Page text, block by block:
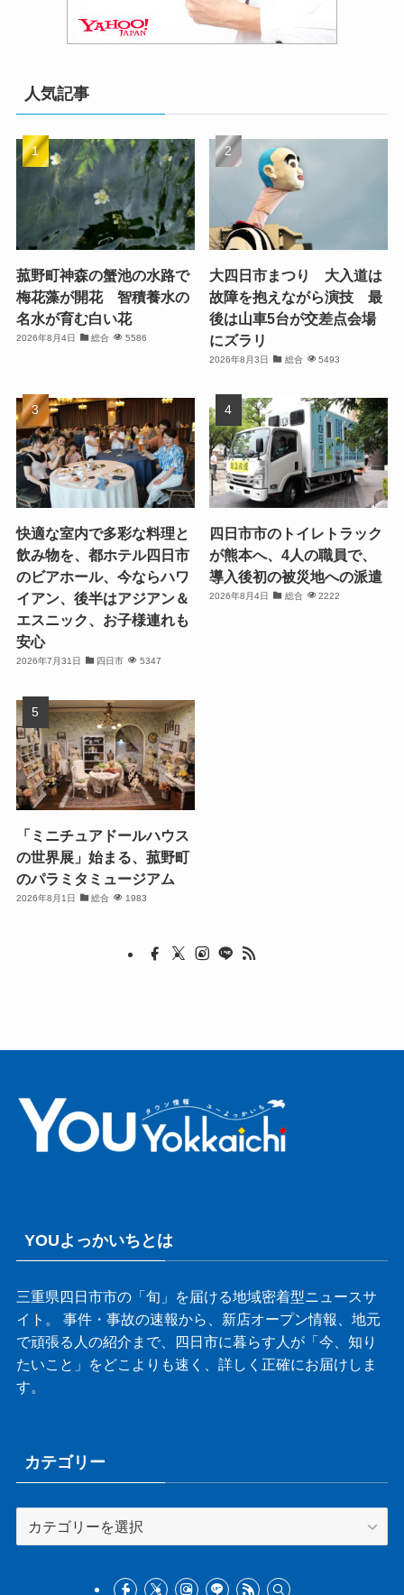
人気記事
菰野町神森の蟹池の水路で
梅花藻が開花 智積養水の
名水が育む白い花
2026年8月4日 総合 5586
大四日市まつり 大入道は
故障を抱えながら演技 最
後は山車5台が交差点会場
にズラリ
2026年8月3日 総合 5493
快適な室内で多彩な料理と
飲み物を、都ホテル四日市
のビアホール、今ならハワ
イアン、後半はアジアン＆
エスニック、お子様連れも
安心
2026年7月31日 四日市 5347
四日市市のトイレトラック
が熊本へ、4人の職員で、
導入後初の被災地への派遣
2026年8月4日 総合 2222
「ミニチュアドールハウス
の世界展」始まる、菰野町
のパラミタミュージアム
2026年8月1日 総合 1983
YOUよっかいちとは
三重県四日市市の「旬」を届ける地域密着型ニュースサ
イト。 事件・事故の速報から、新店オープン情報、地元
で頑張る人の紹介まで、四日市に暮らす人が「今、知り
たいこと」をどこよりも速く、詳しく正確にお届けしま
す。
カテゴリー
テ